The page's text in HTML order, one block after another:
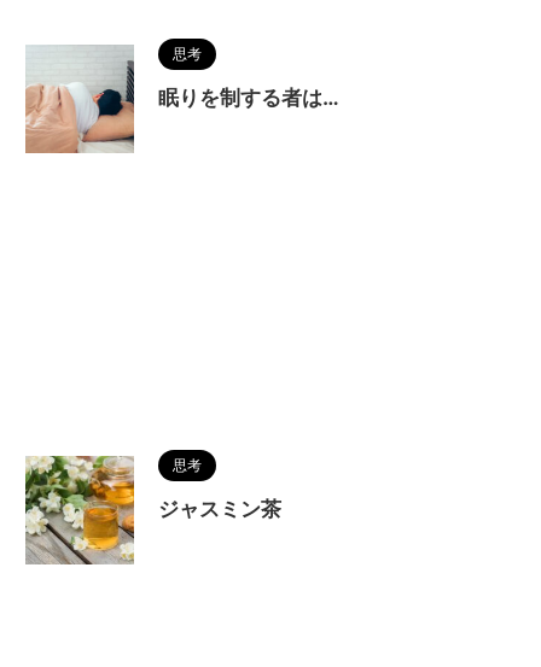
思考
眠りを制する者は…
思考
ジャスミン茶